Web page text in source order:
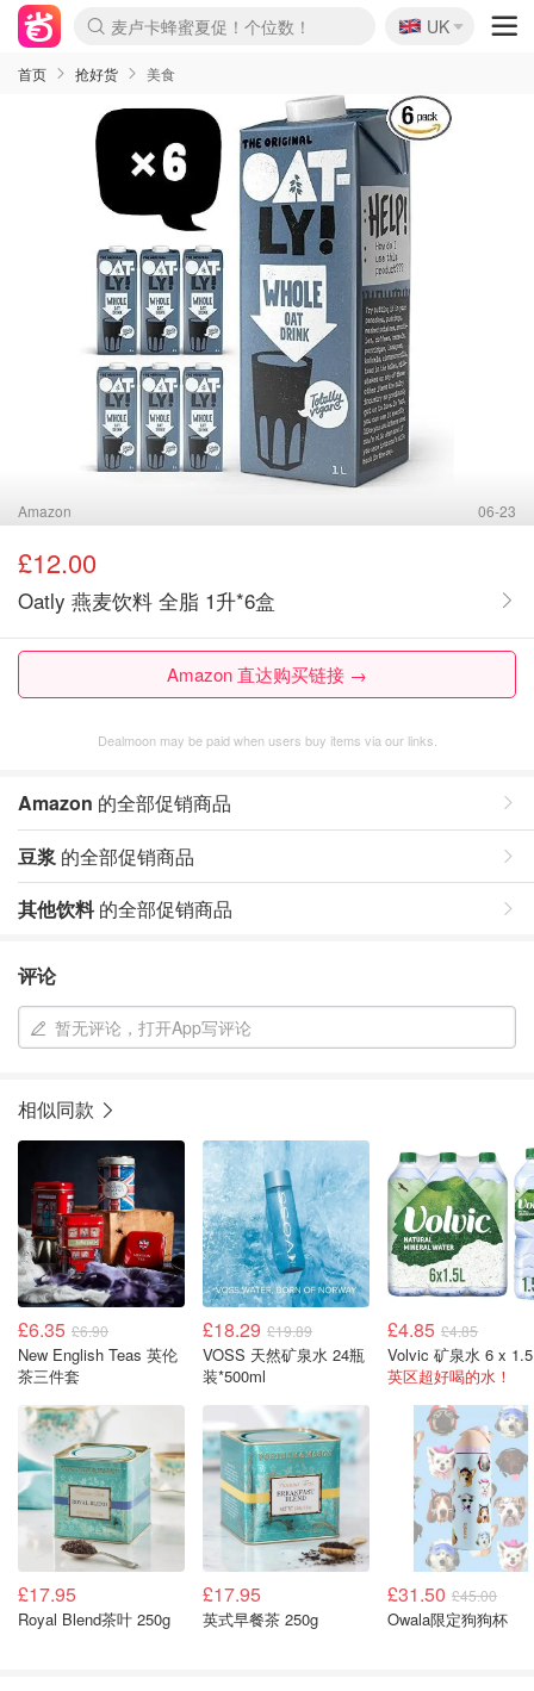
麦卢卡蜂蜜夏促！个位数！
Prada/Miu 4.8折！
啥？必胜客披萨5折！
🇬🇧
UK
首页 抢好货 美食
Amazon 06-23
£12.00
Oatly 燕麦饮料 全脂 1升*6盒
Amazon 直达购买链接 →
Dealmoon may be paid when users buy items via our links.
Amazon 的全部促销商品
豆浆 的全部促销商品
其他饮料的全部促销商品
评论
暂无评论，打开App写评论
相似同款
£6.35 £6.90
New English Teas 英伦
茶三件套
£18.29 £19.89
VOSS 天然矿泉水 24瓶
装*500ml
£4.85 £4.85
Volvic 矿泉水 6 x
英区超好喝的水！
£17.95
Royal Blend茶叶 250g
£17.95
英式早餐茶 250g
£31.50 £45.00
Owala限定狗狗杯